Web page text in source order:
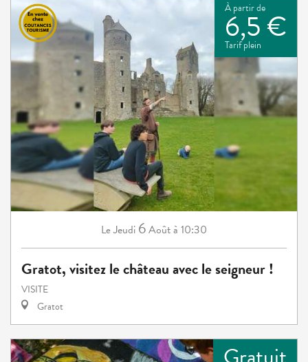
À partir de
6,5 €
Tarif plein
LeJeudi 6Aoûtà 10:30
Gratot, visitez le château avec le seigneur !
VISITE
Gratot